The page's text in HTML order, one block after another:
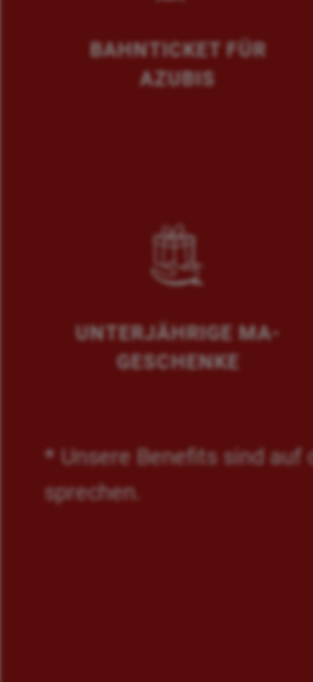
BAHNTICKET FÜR
AZUBIS
UNTERJÄHRIGE MA-
GESCHENKE
* Unsere Benefits sind auf
sprechen.